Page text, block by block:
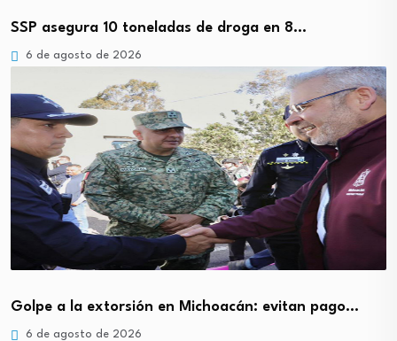
SSP asegura 10 toneladas de droga en 8…
6 de agosto de 2026
Golpe a la extorsión en Michoacán: evitan pago…
6 de agosto de 2026